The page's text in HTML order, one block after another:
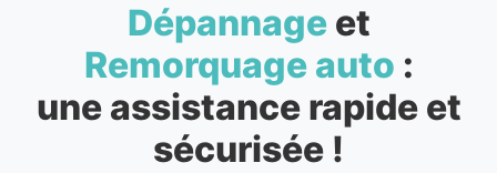
Dépannageet
Remorquage auto :
une assistance rapide et
sécurisée !